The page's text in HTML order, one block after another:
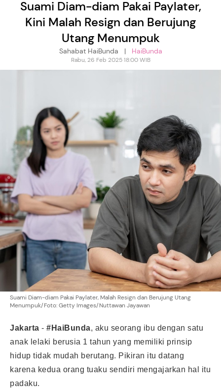
Suami Diam-diam Pakai Paylater,
Kini Malah Resign dan Berujung
Utang Menumpuk
Sahabat HaiBunda | HaiBunda
Rabu, 26 Feb 2025 18:00 WIB
Suami Diam-diam Pakai Paylater, Malah Resign dan Berujung Utang
Menumpuk/Foto: Getty Images/Nuttawan Jayawan
Jakarta - #HaiBunda, aku seorang ibu dengan satu
anak lelaki berusia 1 tahun yang memiliki prinsip
hidup tidak mudah berutang. Pikiran itu datang
karena kedua orang tuaku sendiri mengajarkan hal itu
padaku.